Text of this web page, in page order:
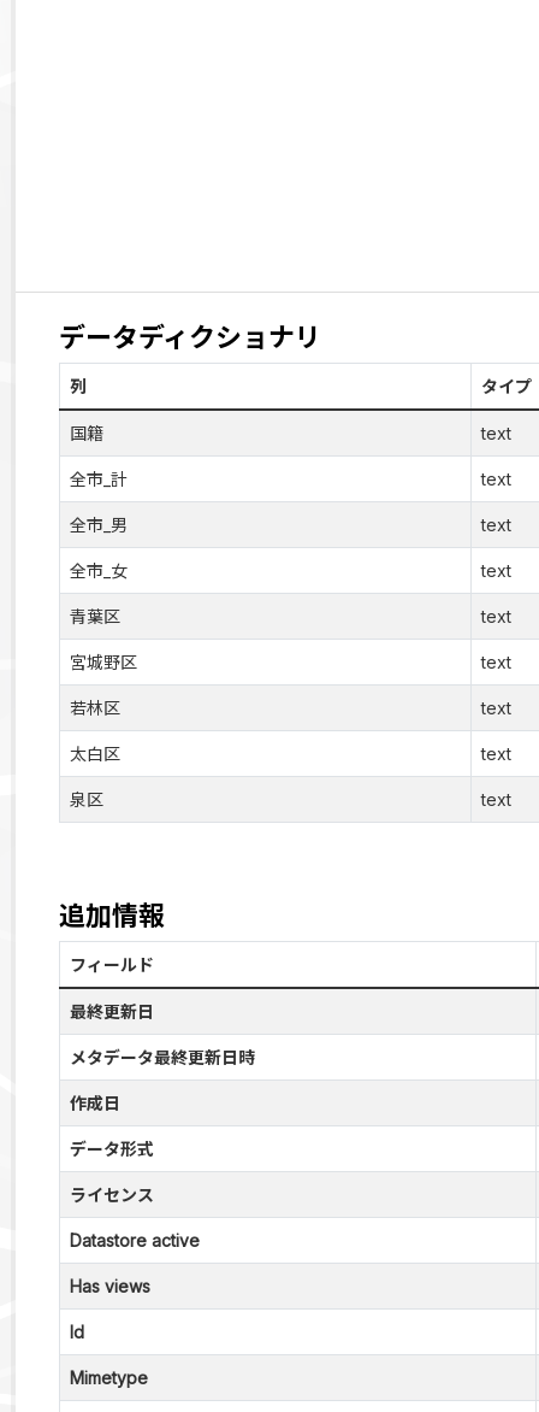
データディクショナリ
列 タイプ
国籍 text
全市_計 text
全市_男 text
全市_女 text
青葉区 text
宮城野区 text
若林区 text
太白区 text
泉区 text
追加情報
フィールド
最終更新日
メタデータ最終更新日時
作成日
データ形式
ライセンス
Datastore active
Has views
Id
Mimetype